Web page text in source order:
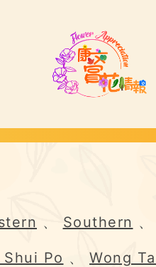
、 Southern 、
Shui Po 、 Wong